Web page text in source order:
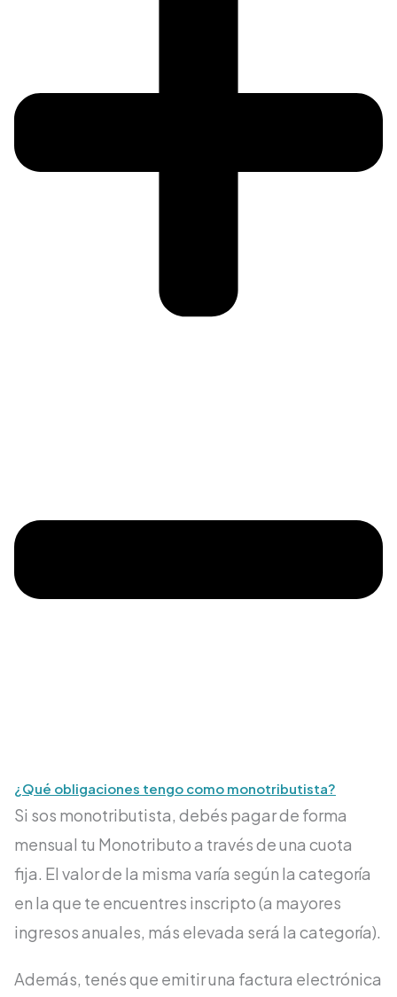
¿Qué obligaciones tengo como monotributista?
Si sos monotributista, debés pagar de forma
mensual tu Monotributo a través de una cuota
fija. El valor de la misma varía según la categoría
en la que te encuentres inscripto (a mayores
ingresos anuales, más elevada será la categoría).
Además, tenés que emitir una factura electrónica